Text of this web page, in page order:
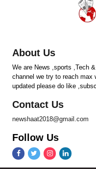
About Us
We are News ,sports ,Tech
channel we try to reach
updated please do like
Contact Us
newshaat2018@gmail.com
Follow Us